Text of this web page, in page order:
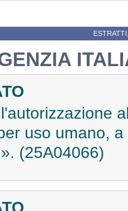
uso umano,
(25A04066)